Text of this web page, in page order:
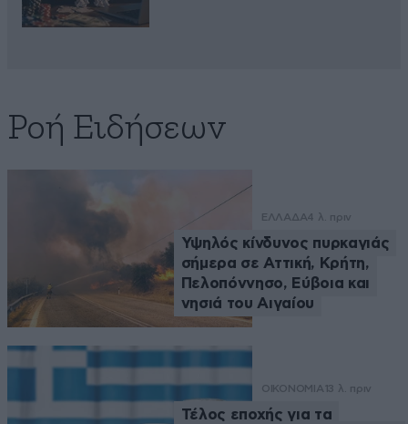
Ροή Ειδήσεων
ΕΛΛΑΔΑ4 λ. πριν
Υψηλός κίνδυνος πυρκαγιάς
σήμερα σε Αττική, Κρήτη,
Πελοπόννησο, Εύβοια και
νησιά του Αιγαίου
ΟΙΚΟΝΟΜΙΑ 13 λ. πριν
Τέλος εποχής για τα